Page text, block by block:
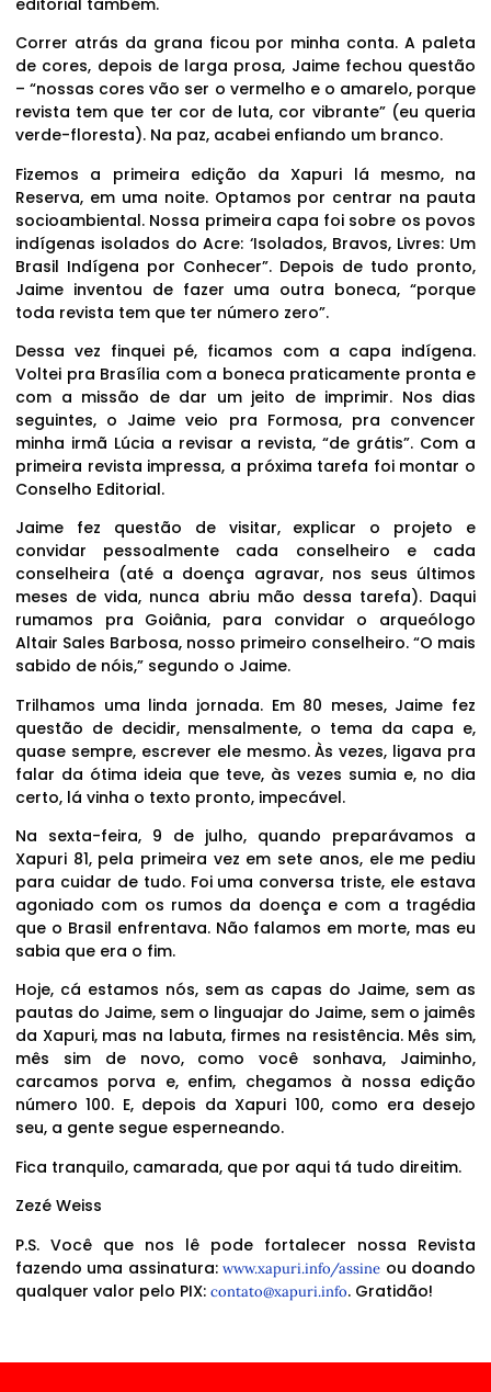
Correr atrás da grana ficou por minha conta. A paleta
de cores, depois de larga prosa, Jaime fechou questão
– “nossas cores vão ser o vermelho e o amarelo, porque
revista tem que ter cor de luta, cor vibrante” (eu queria
verde-floresta). Na paz, acabei enfiando um branco.
Fizemos a primeira edição da Xapuri lá mesmo, na
Reserva, em uma noite. Optamos por centrar na pauta
socioambiental. Nossa primeira capa foi sobre os povos
indígenas isolados do Acre: ‘Isolados, Bravos, Livres: Um
Brasil Indígena por Conhecer”. Depois de tudo pronto,
Jaime inventou de fazer uma outra boneca, “porque
toda revista tem que ter número zero”.
Dessa vez finquei pé, ficamos com a capa indígena.
Voltei pra Brasília com a boneca praticamente pronta e
com a missão de dar um jeito de imprimir. Nos dias
seguintes, o Jaime veio pra Formosa, pra convencer
minha irmã Lúcia a revisar a revista, “de grátis”. Com a
primeira revista impressa, a próxima tarefa foi montar o
Conselho Editorial.
Jaime fez questão de visitar, explicar o projeto e
convidar pessoalmente cada conselheiro e cada
conselheira (até a doença agravar, nos seus últimos
meses de vida, nunca abriu mão dessa tarefa). Daqui
rumamos pra Goiânia, para convidar o arqueólogo
Altair Sales Barbosa, nosso primeiro conselheiro. “O mais
sabido de nóis,” segundo o Jaime.
Trilhamos uma linda jornada. Em 80 meses, Jaime fez
questão de decidir, mensalmente, o tema da capa e,
quase sempre, escrever ele mesmo. Às vezes, ligava pra
falar da ótima ideia que teve, às vezes sumia e, no dia
certo, lá vinha o texto pronto, impecável.
Na sexta-feira, 9 de julho, quando preparávamos a
Xapuri 81, pela primeira vez em sete anos, ele me pediu
para cuidar de tudo. Foi uma conversa triste, ele estava
agoniado com os rumos da doença e com a tragédia
que o Brasil enfrentava. Não falamos em morte, mas eu
sabia que era o fim.
Hoje, cá estamos nós, sem as capas do Jaime, sem as
pautas do Jaime, sem o linguajar do Jaime, sem o jaimês
da Xapuri, mas na labuta, firmes na resistência. Mês sim,
mês sim de novo, como você sonhava, Jaiminho,
carcamos porva e, enfim, chegamos à nossa edição
número 100. E, depois da Xapuri 100, como era desejo
seu, a gente segue esperneando.
Fica tranquilo, camarada, que por aqui tá tudo direitim.
Zezé Weiss
P.S. Você que nos lê pode fortalecer nossa Revista
fazendo uma assinatura:www.xapuri.info/assine ou doando
qualquer valor pelo PIX: contato@xapuri.info. Gratidão!